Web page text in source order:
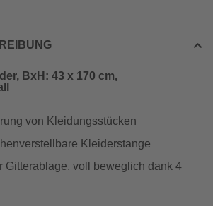
BxH: 43 x 170 cm,
von Kleidungsstücken
Kleiderstange
Gitterablage, voll beweglich dank 4